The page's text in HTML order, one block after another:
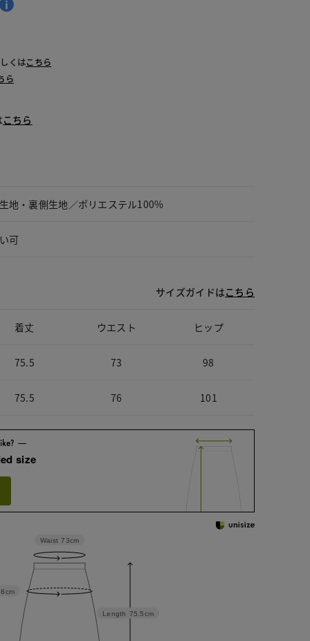
くはこちら
ら
こちら
地・裏側生地／ポリエステル100%
可
サイズガイドはこちら
着丈 ウエスト ヒップ
75.5 73 98
75.5 76 101
size
Length 75.5cm
Waist 73cm